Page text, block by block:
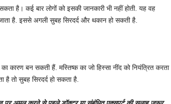
है। कई बार लोगों को इसकी जानकारी भी नहीं होती. यह वह
है. इससे अगली सुबह सिरदर्द और थकान हो सकती है.
कारण बन सकती हैं. मस्तिष्क का जो हिस्सा नींद को नियंत्रित करता
है तो सुबह सिरदर्द हो सकता है.